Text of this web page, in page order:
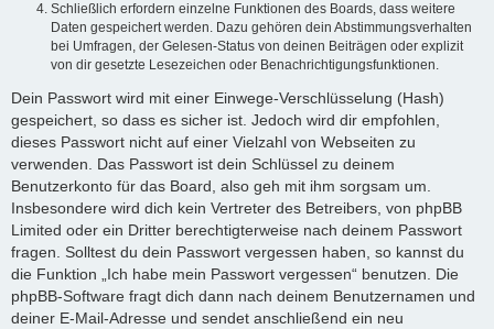
Schließlich erfordern einzelne Funktionen des Boards, dass weitere
Daten gespeichert werden. Dazu gehören dein Abstimmungsverhalten
bei Umfragen, der Gelesen-Status von deinen Beiträgen oder explizit
von dir gesetzte Lesezeichen oder Benachrichtigungsfunktionen.
Dein Passwort wird mit einer Einwege-Verschlüsselung (Hash)
gespeichert, so dass es sicher ist. Jedoch wird dir empfohlen,
dieses Passwort nicht auf einer Vielzahl von Webseiten zu
verwenden. Das Passwort ist dein Schlüssel zu deinem
Benutzerkonto für das Board, also geh mit ihm sorgsam um.
Insbesondere wird dich kein Vertreter des Betreibers, von phpBB
Limited oder ein Dritter berechtigterweise nach deinem Passwort
fragen. Solltest du dein Passwort vergessen haben, so kannst du
die Funktion „Ich habe mein Passwort vergessen“ benutzen. Die
phpBB-Software fragt dich dann nach deinem Benutzernamen und
deiner E-Mail-Adresse und sendet anschließend ein neu